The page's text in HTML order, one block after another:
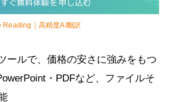
Reading｜高精度AI翻訳
ールで、価格の安さに強みをもつ
・PDFなど、ファイルそ